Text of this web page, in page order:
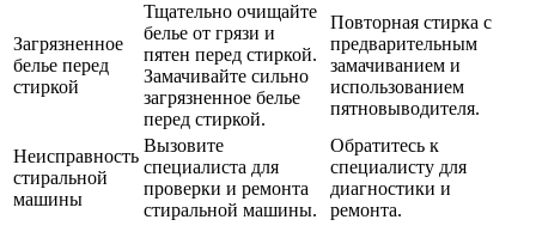
Загрязненное
белье перед
стиркой
Тщательно очищайте
белье от грязи и
пятен перед стиркой.
Замачивайте сильно
загрязненное белье
перед стиркой.
Повторная стирка с
предварительным
замачиванием и
использованием
пятновыводителя.
Неисправность
стиральной
машины
Вызовите
специалиста для
проверки и ремонта
стиральной машины.
Обратитесь к
специалисту для
диагностики и
ремонта.